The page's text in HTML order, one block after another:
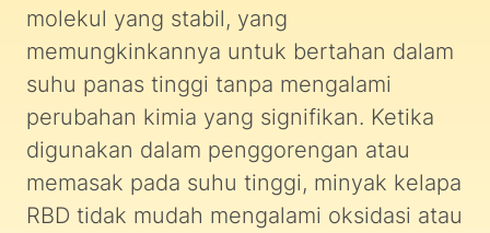
molekul yang stabil, yang
memungkinkannya untuk bertahan dalam
suhu panas tinggi tanpa mengalami
perubahan kimia yang signifikan. Ketika
digunakan dalam penggorengan atau
memasak pada suhu tinggi, minyak kelapa
RBD tidak mudah mengalami oksidasi atau